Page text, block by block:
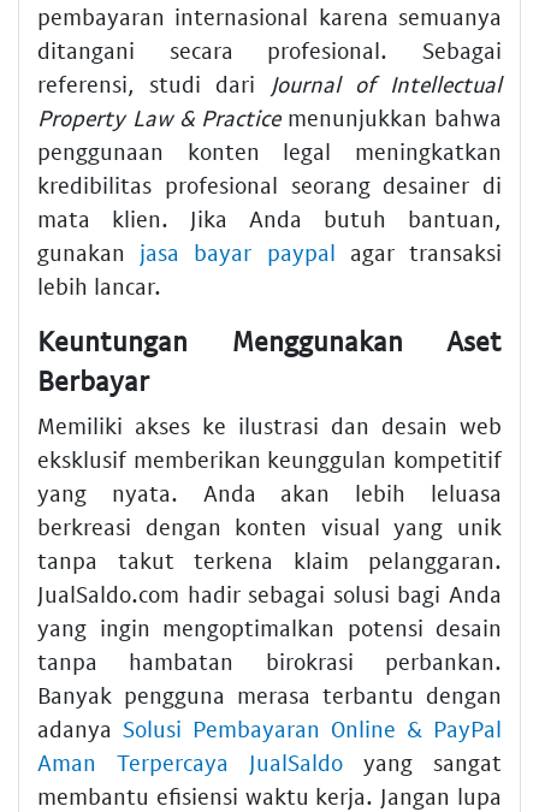
pembayaran internasional karena semuanya
ditangani secara profesional. Sebagai
referensi, studi dari
Journal of Intellectual
Property Law & Practicemenunjukkan bahwa
penggunaan konten legal meningkatkan
kredibilitas profesional seorang desainer di
mata klien. Jika Anda butuh bantuan,
gunakan jasa bayar paypal agar transaksi
lebih lancar.
Keuntungan Menggunakan Aset
Berbayar
Memiliki akses ke ilustrasi dan desain web
eksklusif memberikan keunggulan kompetitif
yang nyata. Anda akan lebih leluasa
berkreasi dengan konten visual yang unik
tanpa takut terkena klaim pelanggaran.
JualSaldo.com hadir sebagai solusi bagi Anda
yang ingin mengoptimalkan potensi desain
tanpa hambatan birokrasi perbankan.
Banyak pengguna merasa terbantu dengan
adanya Solusi Pembayaran Online & PayPal
Aman Terpercaya JualSaldo yang sangat
membantu efisiensi waktu kerja. Jangan lupa